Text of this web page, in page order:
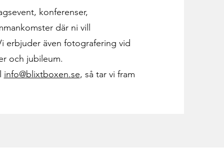
konferenser,
där ni vill
erbjuder även fotografering vid
och jubileum.
info@blixtboxen.se, så tar vi fram